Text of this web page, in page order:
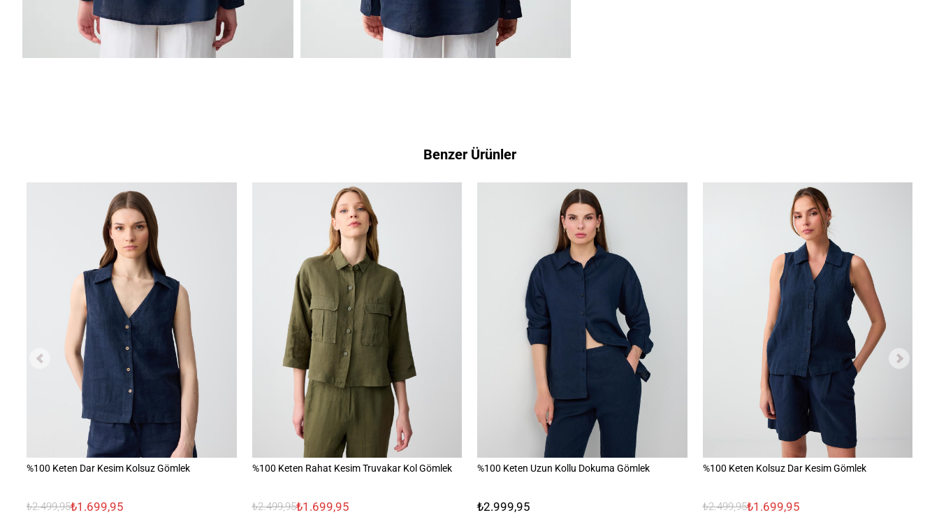
Benzer Ürünler
%100 Keten Dar Kesim Kolsuz Gömlek
₺2.499,95₺1.699,95
%100 Keten Rahat Kesim Truvakar Kol Gömlek
₺2.499,95₺1.699,95
%100 Keten Uzun Kollu Dokuma Gömlek
₺2.999,95
%100 Keten Kolsuz Dar Kesim Gömlek
₺2.499,95₺1.699,95